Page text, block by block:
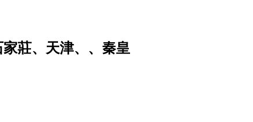
莊、天津、、秦皇